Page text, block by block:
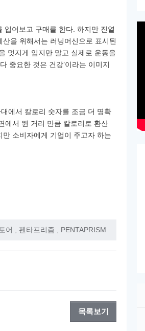
입어보고 구매를 한다. 하지만 진열
을 위해서는 러닝머신으로 표시된
멋지게 입지만 말고 실제로 운동을
중요한 것은 건강’이라는 이미지
에서 칼로리 숫자를 조금 더 명확
에서 뛴 거리 만큼 칼로리로 환산
만 소비자에게 기업이 주고자 하는
어 펜타프리즘 PENTAPRISM
목록보기